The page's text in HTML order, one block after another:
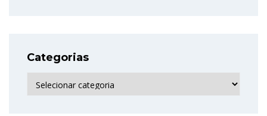
Categorias
Categorias